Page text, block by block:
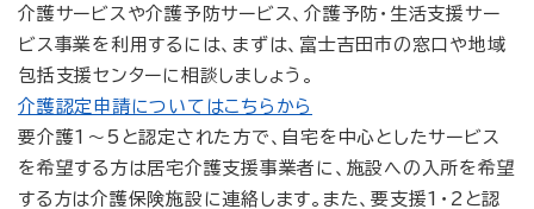
介護サービスや介護予防サービス、介護予防・生活支援サー
ビス事業を利用するには、まずは、富士吉田市の窓口や地域
包括支援センターに相談しましょう。
介護認定申請についてはこちらから
要介護1～5と認定された方で、自宅を中心としたサービス
を希望する方は居宅介護支援事業者に、施設への入所を希望
する方は介護保険施設に連絡します。また、要支援1・2と認